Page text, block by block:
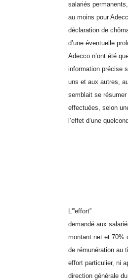
salariés
au moins pour
déclaration de
d’une éventuelle
Adecco n’ont été
information précise
uns et aux autres,
semblait se résumer
effectuées, selon
l’effet d’une
L'”effort”
demandé aux
montant net et 70%
de rémunération au
effort particulier, ni
direction générale